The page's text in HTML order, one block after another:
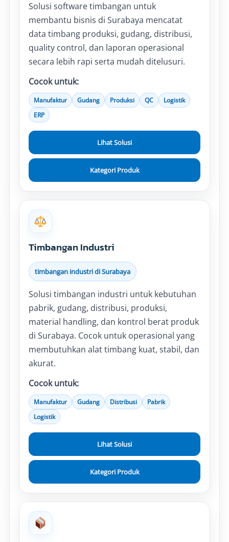
Solusi software timbangan untuk
membantu bisnis di Surabaya mencatat
data timbang produksi, gudang, distribusi,
quality control, dan laporan operasional
secara lebih rapi serta mudah ditelusuri.
Cocok untuk:
Manufaktur Gudang Produksi QC
Logistik
ERP
Lihat Solusi
Kategori Produk
Timbangan Industri
timbangan industri di Surabaya
Solusi timbangan industri untuk kebutuhan
pabrik, gudang, distribusi, produksi,
material handling, dan kontrol berat produk
di Surabaya. Cocok untuk operasional yang
membutuhkan alat timbang kuat, stabil, dan
akurat.
Cocok untuk:
Manufaktur Gudang Distribusi
Pabrik
Logistik
Lihat Solusi
Kategori Produk